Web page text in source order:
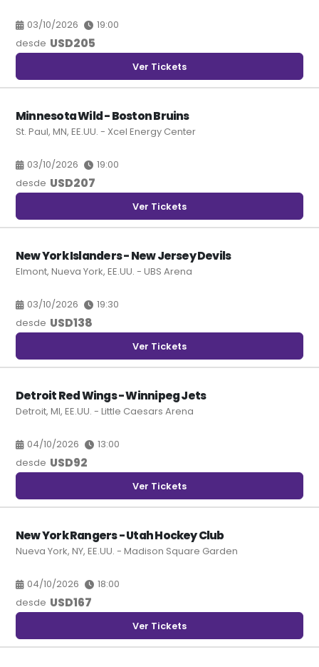
03/10/2026
19:00
desde USD205
Ver Tickets
Minnesota Wild - Boston Bruins
St. Paul, MN, EE.UU. - Xcel Energy Center
03/10/2026
19:00
desde USD207
Ver Tickets
New York Islanders - New Jersey Devils
Elmont, Nueva York, EE.UU. - UBS Arena
03/10/2026
19:30
desde USD138
Ver Tickets
Detroit Red Wings - Winnipeg Jets
Detroit, MI, EE.UU. - Little Caesars Arena
04/10/2026
13:00
desde USD92
Ver Tickets
New York Rangers - Utah Hockey Club
Nueva York, NY, EE.UU. - Madison Square Garden
04/10/2026
18:00
desde USD167
Ver Tickets